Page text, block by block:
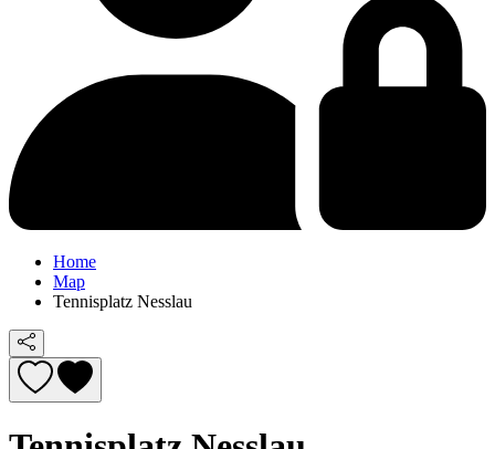
Home
Map
Tennisplatz Nesslau